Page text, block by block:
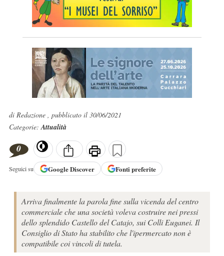
di Redazione , pubblicato il 30/06/2021
Categorie:Attualità
0
Seguici su GoogleDiscover Fonti preferite
Arriva finalmente la parola fine sulla vicenda del centro
commerciale che una società voleva costruire nei pressi
dello splendido Castello del Catajo, sui Colli Euganei. Il
Consiglio di Stato ha stabilito che l'ipermercato non è
compatibile coi vincoli di tutela.